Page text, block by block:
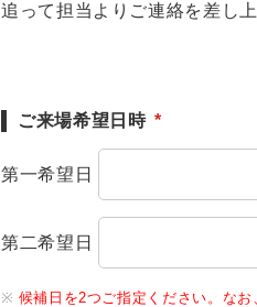
追って担当よりご連絡を差し上
ご来場希望日時 *
第一希望日
第二希望日
候補日を2つご指定ください。な